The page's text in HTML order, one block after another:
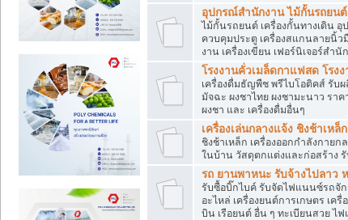
อุปกรณ์สำนักงาน ไม้กั้นรถยนต์
ไม้กั้นรถยนต์ เครื่องกั้นทางเดิน
ควบคุมประตู เครื่องสแกนลายนิ้
งาน เครื่องเขียน เฟอร์นิเจอร์สำ
โรงงานคั่วเมล็ดกาแฟสด โรง
เครื่องดื่มธัญพืช พรีไบโอติคส์ รับ
มัจฉะ ผงชาไทย ผงชามะนาว รา
ผงชา และ เครื่องดื่มอื่นๆ
เครื่องเล่นกลางแจ้ง ชิงช้าเหล็
ชิงช้าเหล็ก เครื่องออกกำลังกายก
ในบ้าน วัสดุตกแต่งและก่อสร้าง
รถ ยานพาหนะ รับจ้างไปลาว
รับซื้อบิ๊กไบค์ รับจัดไฟแนนซ์รถจั
อะไหล่ เครื่องยนต์การเกษตร เค
บิน เรือยนต์ อื่น ๆ ทะเบียนสวย ไ